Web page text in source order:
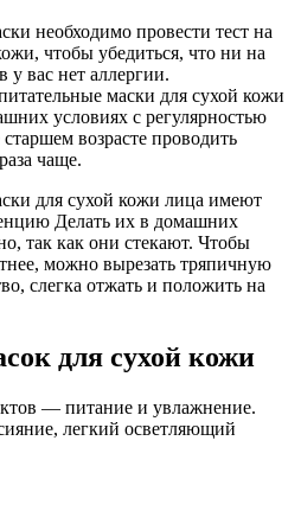
необходимо провести тест на
чтобы убедиться, что ни на
у вас нет аллергии.
маски для сухой кожи
условиях с регулярностью
возрасте проводить
чаще.
для сухой кожи лица имеют
Делать их в домашних
так как они стекают. Чтобы
можно вырезать тряпичную
слегка отжать и положить на
для сухой кожи
— питание и увлажнение.
легкий осветляющий